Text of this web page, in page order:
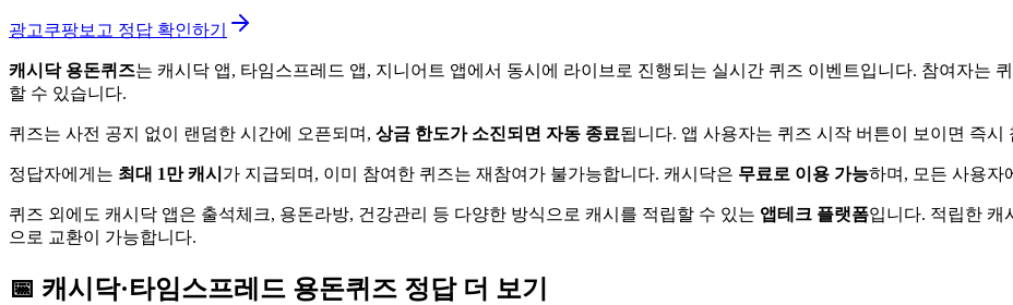
광고쿠팡보고 정답 확인하기
캐시닥 용돈퀴즈는 캐시닥 앱, 타임스프레드 앱, 지니어트 앱에서 동시에 라이브로 진행되는 실시간 퀴즈 이벤트입니다. 참여자는
할 수 있습니다.
퀴즈는 사전 공지 없이 랜덤한 시간에 오픈되며, 상금 한도가 소진되면 자동 종료됩니다. 앱 사용자는 퀴즈 시작 버튼이 보이면 즉
정답자에게는 최대 1만 캐시 가 지급되며, 이미 참여한 퀴즈는 재참여가 불가능합니다. 캐시닥은 무료로 이용 가능하며, 모든 사용자
퀴즈 외에도 캐시닥 앱은 출석체크, 용돈라방, 건강관리 등 다양한 방식으로 캐시를 적립할 수 있는 앱테크 플랫폼입니다. 적립한 캐
으로 교환이 가능합니다.
📅 캐시닥·타임스프레드 용돈퀴즈 정답 더 보기